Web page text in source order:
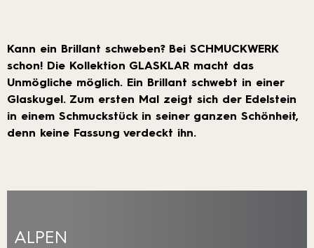
Kann ein Brillant schweben? Bei SCHMUCKWERK
schon! Die Kollektion GLASKLAR macht das
Unmögliche möglich. Ein Brillant schwebt in einer
Glaskugel. Zum ersten Mal zeigt sich der Edelstein
in einem Schmuckstück in seiner ganzen Schönheit,
denn keine Fassung verdeckt ihn.
ALPEN